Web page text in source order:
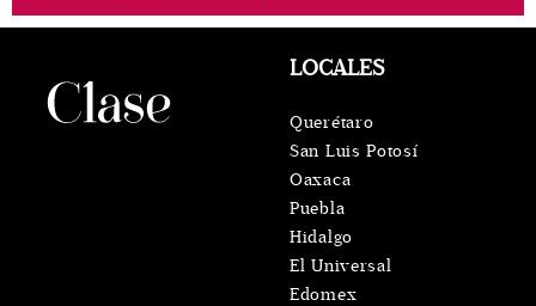
LOCALES
Querétaro
San Luis Potosí
Oaxaca
Puebla
Hidalgo
El Universal
Edomex